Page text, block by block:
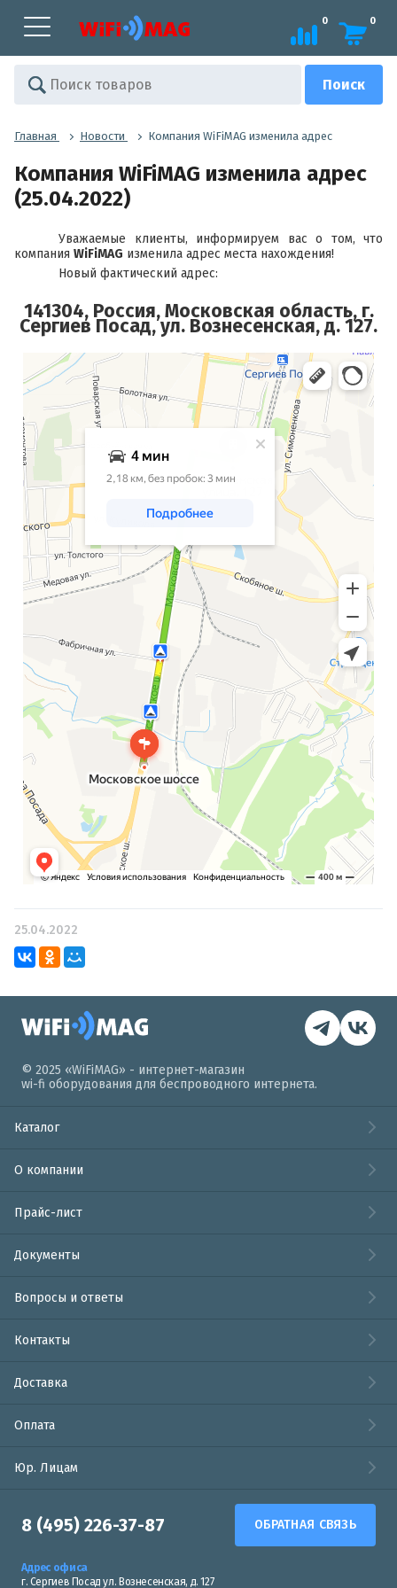
0 0
Главная Новости Компания WiFiMAG изменила адрес
Компания WiFiMAG изменила адрес
(25.04.2022)
Уважаемые клиенты, информируем вас о том, что
компания WiFiMAG изменила адрес места нахождения!
Новый фактический адрес:
141304, Россия, Московская область, г.
Сергиев Посад, ул. Вознесенская, д. 127.
Сергиев Посад
Яндекс Карты
25.04.2022
© 2025 «WiFiMAG» - интернет-магазин
wi-fi оборудования для беспроводного интернета.
Каталог
О компании
Прайс-лист
Документы
Вопросы и ответы
Контакты
Доставка
Оплата
Юр. Лицам
8 (495) 226-37-87 ОБРАТНАЯ СВЯЗЬ
Адрес офиса
г. Сергиев Посад ул. Вознесенская, д. 127